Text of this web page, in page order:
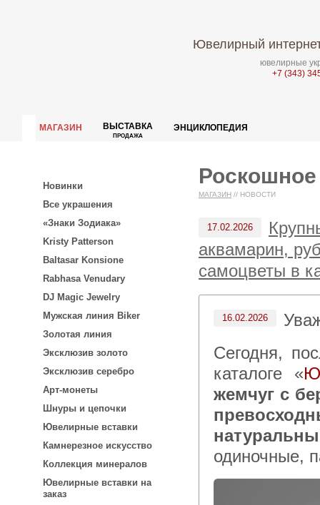
Ювелирный
ювелирные
+7 (343)
МАГАЗИН ВЫСТАВКА
ПРОДАЖА
ЭНЦИКЛОПЕДИЯ
Новинки
Все украшения
«Знаки Зодиака»
Kristy Patterson
Baltasar Konsione
Rabhasa Venudary
DJ Magic Jewelry
Мужская линия Biker
Золотая линия
Эксклюзив золото
Эксклюзив серебро
Арт-монеты
Шнуры и цепочки
Ювелирные вставки
Камнерезное искусство
Коллекция минералов
Ювелирные вставки на
заказ
МАГАЗИН // НОВОСТИ
17.02.2026
аквамарин,
самоцветы в
16.02.2026
Сегодня, после 15:00 по московскому времени, для Вас в
каталоге «
жемчуг с
одиночные,